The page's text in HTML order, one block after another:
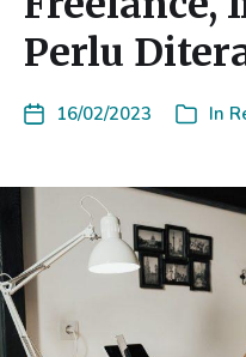
Perlu
16/02/2023 In